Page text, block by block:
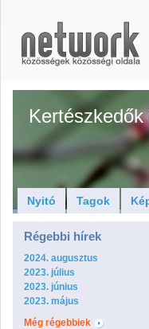
Nyitó Tagok
Régebbi hírek
2024. augusztus
2023. július
2023. június
2023. május
Még régebbiek